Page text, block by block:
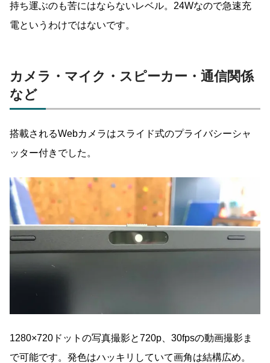
持ち運ぶのも苦にはならないレベル。24Wなので急速充
電というわけではないです。
カメラ・マイク・スピーカー・通信関係
など
搭載されるWebカメラはスライド式のプライバシーシャ
ッター付きでした。
1280×720ドットの写真撮影と720p、30fpsの動画撮影ま
で可能です。発色はハッキリしていて画角は結構広め。